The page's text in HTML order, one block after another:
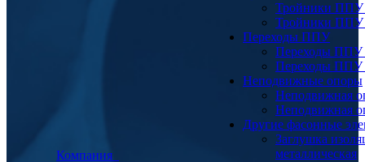
Компания
Тройники
Тройники
Переходы ППУ
Переходы
Переходы
Неподвижные опоры
Неподвижная
Неподвижная
Другие фасонные
Заглушка
металлическая